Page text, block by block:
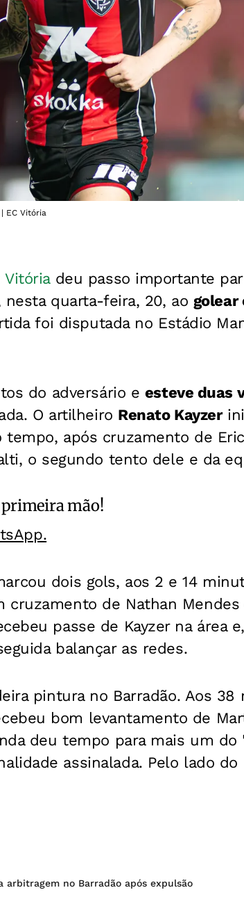
EC Vitória
Vitóriadeu passo importante
quarta-feira, 20, ao golear
foi disputada no Estádio
do adversário e esteve duas
O artilheiro Renato Kayzer
após cruzamento de
o segundo tento dele e da
mão!
dois gols, aos 2 e 14
cruzamento de Nathan
passe de Kayzer na área
balançar as redes.
pintura no Barradão. Aos 38
bom levantamento de
deu tempo para mais um do
assinalada. Pelo lado do
arbitragem no Barradão após expulsão